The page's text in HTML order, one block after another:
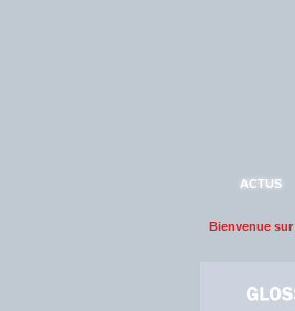
ACTUS
Bienvenue